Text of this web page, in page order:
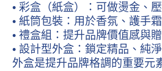
• 彩盒（紙盒）：可做燙金、
• 紙筒包裝：用於香氛、護手
• 禮盒組：提升品牌價值感與
• 設計型外盒：鎖定精品、純
外盒是提升品牌格調的重要元